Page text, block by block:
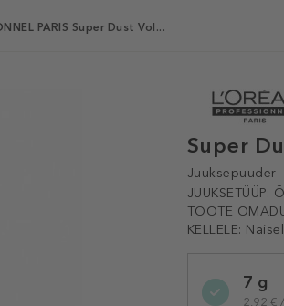
PARIS Super Dust Vol...
Super
Juuksepuuder
JUUKSETÜÜP:
TOOTE
KELLELE:
variation7 g
2,92 €